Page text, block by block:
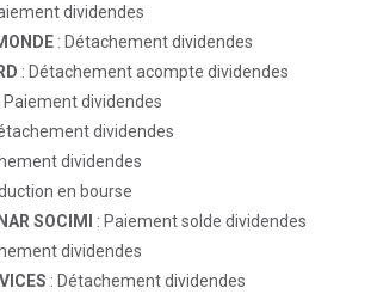
dividendes
: Détachement dividendes
: Détachement acompte dividendes
Paiement dividendes
dividendes
dividendes
en bourse
SOCIMI
: Paiement solde dividendes
dividendes
: Détachement dividendes